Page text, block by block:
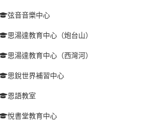
弦音音樂中心
思湯達教育中心（炮台山）
思湯達教育中心（西灣河）
思銳世界補習中心
恩語教室
悅書堂教育中心